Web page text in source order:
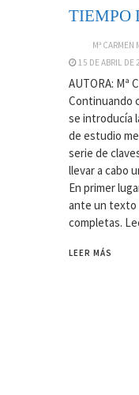
TIEMPO
Mª
15 DE ABRIL DE
AUTORA: Mª
Continuando
se introducía
de estudio
serie de
llevar a cabo
En primer
ante un texto
completas.
LEER MÁS